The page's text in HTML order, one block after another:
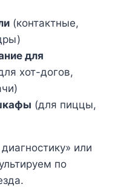
(контактные,
для
хот-догов,
(для пиццы,
или
по